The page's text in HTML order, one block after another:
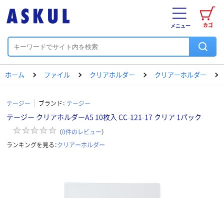
カゴ
メニュー
ホーム ファイル クリアホルダー クリアーホルダー
テージー ブランド： テージー
テージー クリアホルダーA5 10枚入 CC-121-17 クリア 1パック
（0件のレビュー）
ランキングを見る：クリアーホルダー